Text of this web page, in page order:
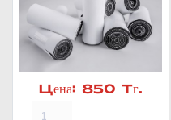
Цена: 850 Тг.